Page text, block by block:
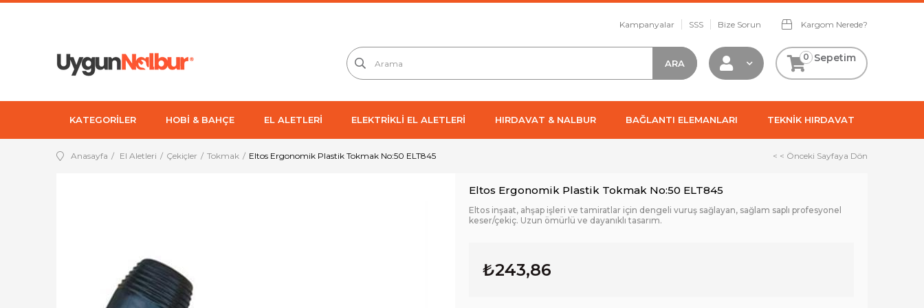
Kampanyalar SSS Bize Sorun Kargom Nerede?
Sepetim
0
KATEGORİLER HOBİ & BAHÇE EL ALETLERİ ELEKTRİKLİ EL ALETLERİ HIRDAVAT & NALBUR BAĞLANTI ELEMANLARI TEKNİK HIRDAVAT
Anasayfa El Aletleri Çekiçler Tokmak Eltos Ergonomik Plastik Tokmak No:50 ELT845 < < Önceki Sayfaya Dön
Eltos Ergonomik Plastik Tokmak No:50 ELT845
Eltos inşaat, ahşap işleri ve tamiratlar için dengeli vuruş sağlayan, sağlam saplı profesyonel
keser/çekiç. Uzun ömürlü ve dayanıklı tasarım.
₺243,86